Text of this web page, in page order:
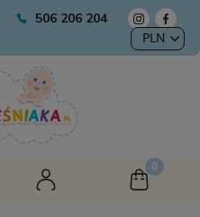
506 206 204